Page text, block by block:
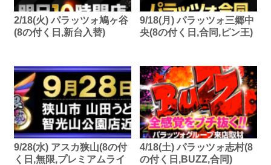
2/18(火) パラッツォ鳩ヶ谷
(8の付く日,新台入替)
9/18(月) パラッツォ三郷中
央(8の付く日,合同,ピン王)
9/28(水) アスカ狭山(8の付
く日,無限,プレミアムライ
4/18(土) パラッツォ志村(8
の付く日,BUZZ,合同)